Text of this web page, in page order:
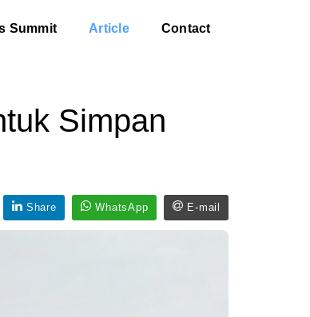
Summit Article Contact
Simpan
Share WhatsApp E-mail